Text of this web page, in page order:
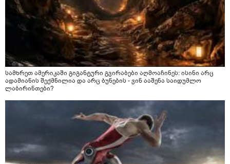
სამხრეთ ამერიკაში გიგანტური გვირაბები აღმოაჩინეს: ისინი არც
ადამიანის შექმნილია და არც ბუნების - ვინ ააშენა საიდუმლო
ლაბირინთები?